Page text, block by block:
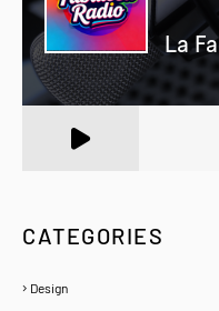
CATEGORIES
Design